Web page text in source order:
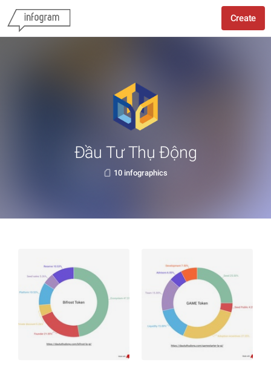
Create
Đầu Tư Thụ Động
10 infographics